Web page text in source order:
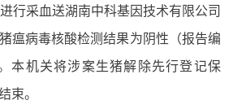
行采血送湖南中科基因技术有限公司
瘟病毒核酸检测结果为阴性（报告编
本机关将涉案生猪解除先行登记保
束。